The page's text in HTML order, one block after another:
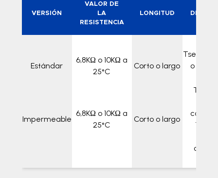
VERSIÓN
VALOR DE
LA
RESISTENCIA
LONGITUD
Estándar
6,8KΩ o 10KΩ a
25°C
Corto o largo
Tsensor
o
Impermeable
6,8KΩ o 10KΩ a
25°C
Corto o largo
corto/
corto/